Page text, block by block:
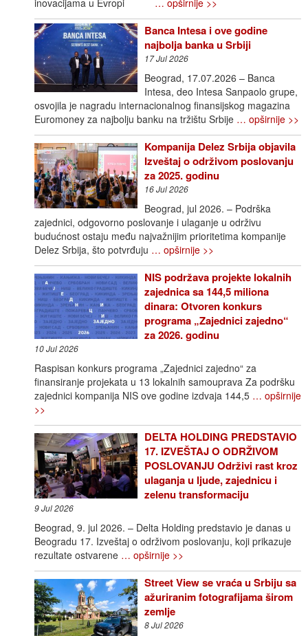
Banca Intesa i ove godine
najbolja banka u Srbiji
17 Jul 2026
Beograd, 17.07.2026 – Banca
Intesa, deo Intesa Sanpaolo grupe,
osvojila je nagradu internacionalnog finansijskog magazina
Euromoney za najbolju banku na tržištu Srbije … opširnije >>
Kompanija Delez Srbija objavila
Izveštaj o održivom poslovanju
za 2025. godinu
16 Jul 2026
Beograd, jul 2026. – Podrška
zajednici, odgovorno poslovanje i ulaganje u održivu
budućnost ostaju među najvažnijim prioritetima kompanije
Delez Srbija, što potvrđuju … opširnije >>
NIS podržava projekte lokalnih
zajednica sa 144,5 miliona
dinara: Otvoren konkurs
programa „Zajednici zajedno“
za 2026. godinu
10 Jul 2026
Raspisan konkurs programa „Zajednici zajedno“ za
finansiranje projekata u 13 lokalnih samouprava Za podršku
zajednici kompanija NIS ove godine izdvaja 144,5 … opširnije
>>
DELTA HOLDING PREDSTAVIO
17. IZVEŠTAJ O ODRŽIVOM
POSLOVANJU Održivi rast kroz
ulaganja u ljude, zajednicu i
zelenu transformaciju
9 Jul 2026
Beograd, 9. jul 2026. – Delta Holding predstavio je danas u
Beogradu 17. Izveštaj o održivom poslovanju, koji prikazuje
rezultate ostvarene … opširnije >>
Street View se vraća u Srbiju sa
ažuriranim fotografijama širom
zemlje
8 Jul 2026